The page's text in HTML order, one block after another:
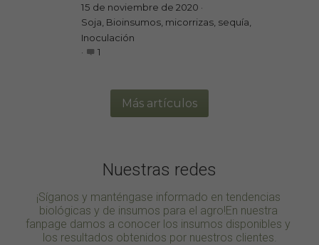
15 de noviembre de 2020 ·
Soja, Bioinsumos, micorrizas, sequía,
Inoculación
·
1
Más artículos
Nuestras redes
¡Síganos y manténgase informado en tendencias
biológicas y de insumos para el agro!En nuestra
fanpage damos a conocer los insumos disponibles y
los resultados obtenidos por nuestros clientes.